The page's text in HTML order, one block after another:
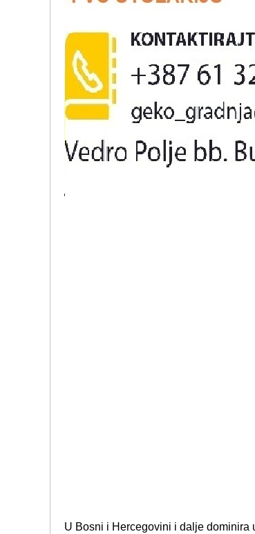
U Bosni i Hercegovini i dalje